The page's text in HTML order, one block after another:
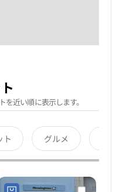
近い順に表示します。
ト グルメ